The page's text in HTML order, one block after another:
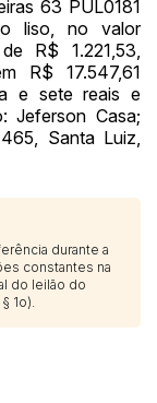
63 PUL0181
liso, no valor
R$ 1.221,53,
R$ 17.547,61
e sete reais e
Jeferson Casa;
Santa Luiz,
durante a
constantes na
do leilão do
1o).